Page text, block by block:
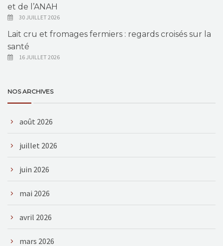
et de l’ANAH
30 JUILLET 2026
Lait cru et fromages fermiers : regards croisés sur la
santé
16 JUILLET 2026
NOS ARCHIVES
août 2026
juillet 2026
juin 2026
mai 2026
avril 2026
mars 2026